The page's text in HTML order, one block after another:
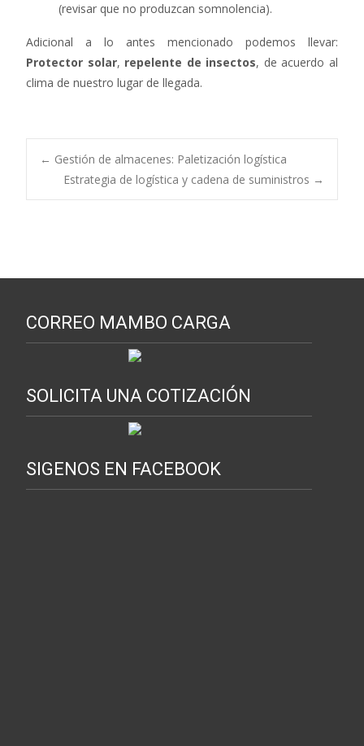
(revisar que no produzcan somnolencia).
Adicional a lo antes mencionado podemos llevar:
Protector solar, repelente de insectos, de acuerdo al
clima de nuestro lugar de llegada.
Navegación
entradas
← Gestión de almacenes: Paletización logística
Estrategia de logística y cadena de suministros →
CORREO MAMBO CARGA
SOLICITA UNA COTIZACIÓN
SIGENOS EN FACEBOOK